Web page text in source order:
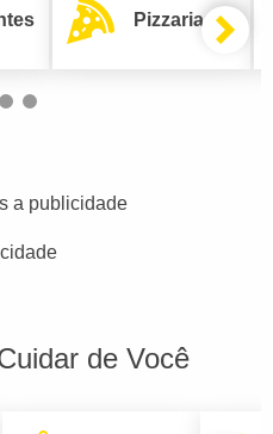
Pizzarias
a publicidade
de Você